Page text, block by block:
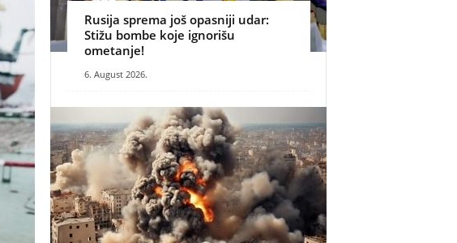
Rusija sprema još opasniji udar:
Stižu bombe koje ignorišu
ometanje!
6. August 2026.